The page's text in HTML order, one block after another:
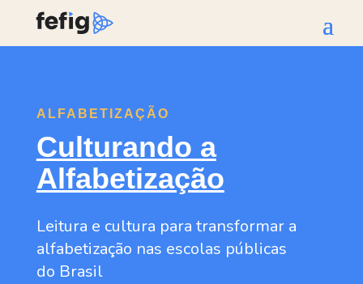
ALFABETIZAÇÃO
Culturando a
Alfabetização
Leitura e cultura para transformar a
alfabetização nas escolas públicas
do Brasil